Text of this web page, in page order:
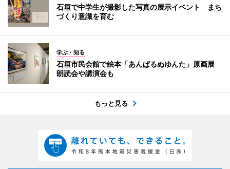
石垣で中学生が撮影した写真の展示イベント まち
づくり意識を育む
学ぶ・知る
石垣市民会館で絵本「あんぱるぬゆんた」原画展
朗読会や講演会も
もっと見る